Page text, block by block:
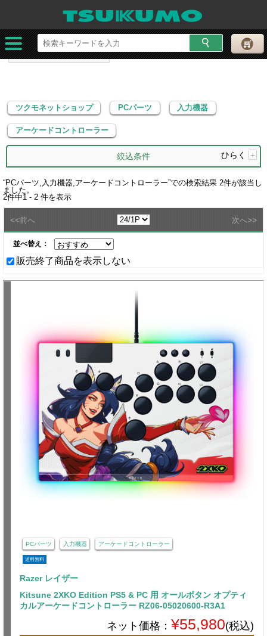
ツクモネットショップ PCパーツ
アーケードコントローラー
ツクモネットショップ PCパーツ 入力機器
アーケードコントローラー
絞込条件 ひらく +
“PCパーツ,入力機器,アーケードコントローラー”での検索結果 2件が該当し
ました。
2件中1 - 2 件を表示
<<前へ 次へ>>
並べ替え：
販売終了商品を表示しない
PCパーツ 入力機器 アーケードコントローラー
送料無料
Razer レイザー
Kitsune 2XKO Edition PS5 & PC 用 オールボタン オプティ
カルアーケードコントローラー RZ06-05020600-R3A1
ネット価格： ¥55,980(税込)